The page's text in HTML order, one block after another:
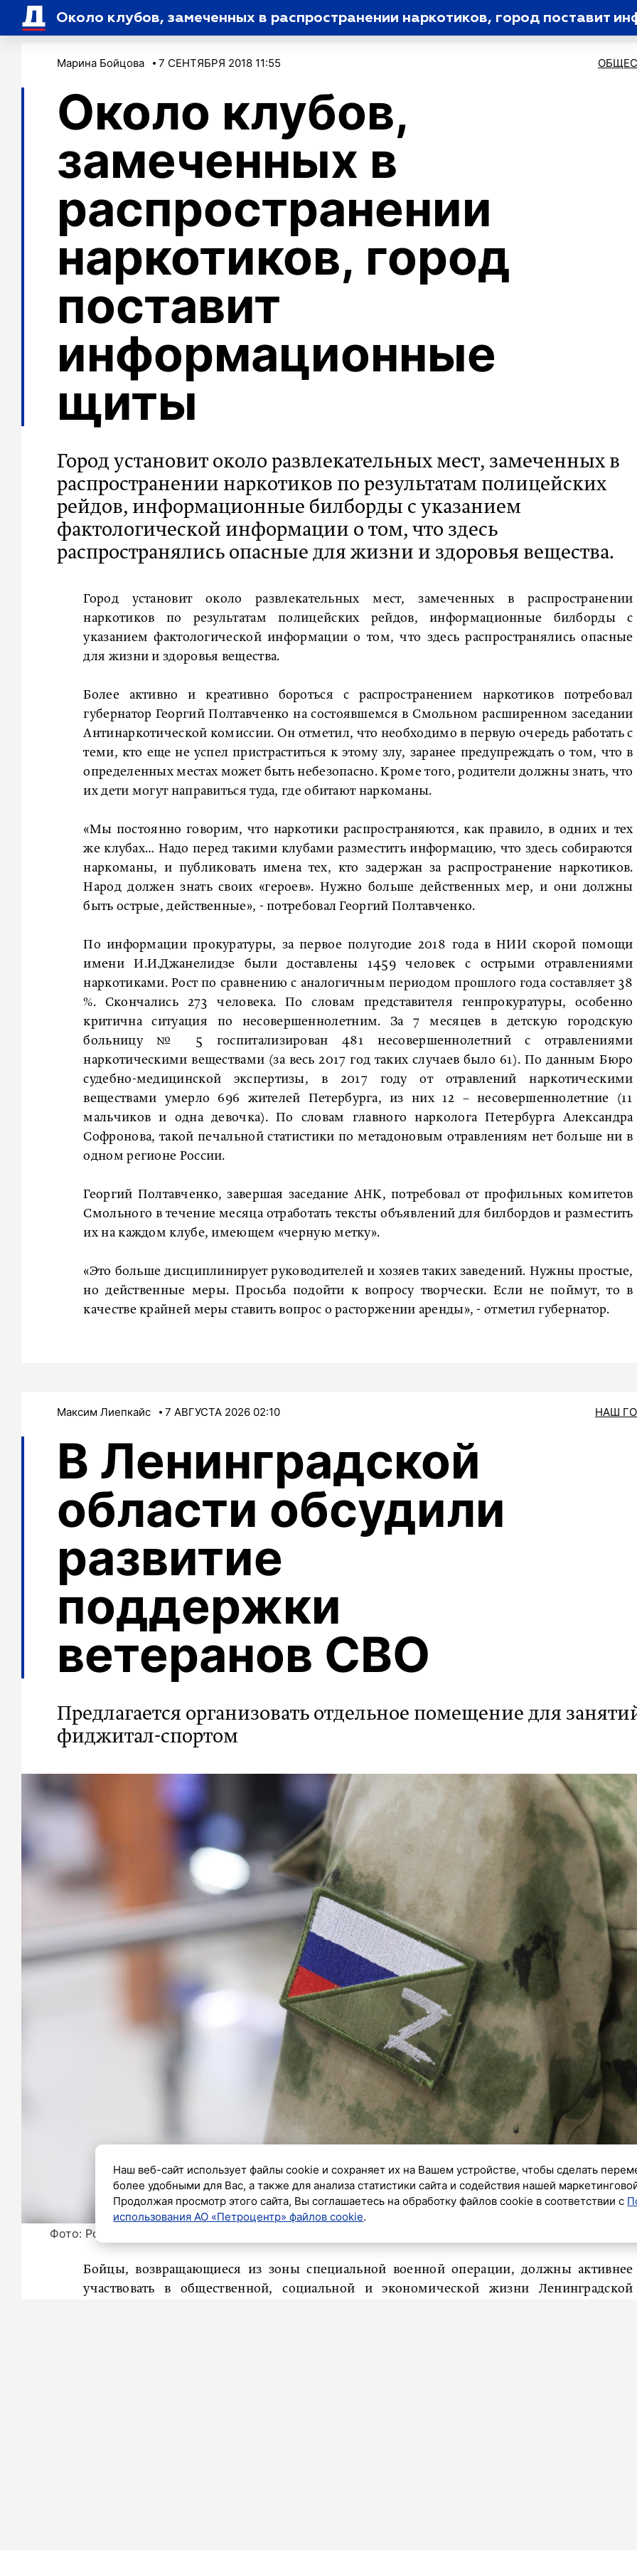
Около клубов, замеченных в распространении наркотиков, город поставит
Марина Бойцова 7 СЕНТЯБРЯ 2018 11:55
Около клубов,
замеченных в
распространении
наркотиков, город
поставит
информационные
щиты
Город установит около развлекательных мест, замеченных в
распространении наркотиков по результатам полицейских
рейдов, информационные билборды с указанием
фактологической информации о том, что здесь
распространялись опасные для жизни и здоровья вещества.
Город установит около развлекательных мест, замеченных в распространении
наркотиков по результатам полицейских рейдов, информационные билборды с
указанием фактологической информации о том, что здесь распространялись опасные
для жизни и здоровья вещества.
Более активно и креативно бороться с распространением наркотиков потребовал
губернатор Георгий Полтавченко на состоявшемся в Смольном расширенном заседании
Антинаркотической комиссии. Он отметил, что необходимо в первую очередь работать с
теми, кто еще не успел пристраститься к этому злу, заранее предупреждать о том, что в
определенных местах может быть небезопасно. Кроме того, родители должны знать, что
их дети могут направиться туда, где обитают наркоманы.
«Мы постоянно говорим, что наркотики распространяются, как правило, в одних и тех
же клубах… Надо перед такими клубами разместить информацию, что здесь собираются
наркоманы, и публиковать имена тех, кто задержан за распространение наркотиков.
Народ должен знать своих «героев». Нужно больше действенных мер, и они должны
быть острые, действенные», - потребовал Георгий Полтавченко.
По информации прокуратуры, за первое полугодие 2018 года в НИИ скорой помощи
имени И.И.Джанелидзе были доставлены 1459 человек с острыми отравлениями
наркотиками. Рост по сравнению с аналогичным периодом прошлого года составляет 38
%. Скончались 273 человека. По словам представителя генпрокуратуры, особенно
критична ситуация по несовершеннолетним. За 7 месяцев в детскую городскую
больницу № 5 госпитализирован 481 несовершеннолетний с отравлениями
наркотическими веществами (за весь 2017 год таких случаев было 61). По данным Бюро
судебно-медицинской экспертизы, в 2017 году от отравлений наркотическими
веществами умерло 696 жителей Петербурга, из них 12 – несовершеннолетние (11
мальчиков и одна девочка). По словам главного нарколога Петербурга Александра
Софронова, такой печальной статистики по метадоновым отравлениям нет больше ни в
одном регионе России.
Георгий Полтавченко, завершая заседание АНК, потребовал от профильных комитетов
Смольного в течение месяца отработать тексты объявлений для билбордов и разместить
их на каждом клубе, имеющем «черную метку».
«Это больше дисциплинирует руководителей и хозяев таких заведений. Нужны простые,
но действенные меры. Просьба подойти к вопросу творчески. Если не поймут, то в
качестве крайней меры ставить вопрос о расторжении аренды», - отметил губернатор.
Максим Лиепкайс 7 АВГУСТА 2026 02:10 НАШ
В Ленинградской
области обсудили
развитие
поддержки
ветеранов СВО
Предлагается организовать отдельное помещение для
фиджитал-спортом
Фото: Роман Пименов / «Петербургский дневник»
Бойцы, возвращающиеся из зоны специальной военной операции, должны активнее
участвовать в общественной, социальной и экономической жизни Ленинградской
Наш веб-сайт использует файлы cookie и сохраняет их на Вашем устройстве, чтобы сделать
более удобными для Вас, а также для анализа статистики сайта и содействия нашей
Продолжая просмотр этого сайта, Вы соглашаетесь на обработку файлов cookie в соответствии с
использования АО «Петроцентр» файлов cookie.